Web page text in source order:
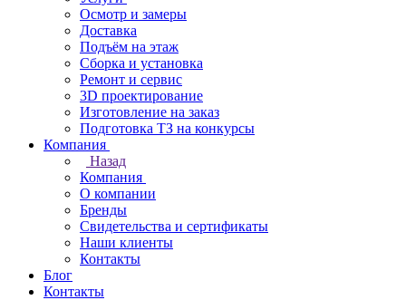
Осмотр и замеры
Доставка
Подъём на этаж
Сборка и установка
Ремонт и сервис
3D проектирование
Изготовление на заказ
Подготовка ТЗ на конкурсы
Компания
Назад
Компания
О компании
Бренды
Свидетельства и сертификаты
Наши клиенты
Контакты
Блог
Контакты